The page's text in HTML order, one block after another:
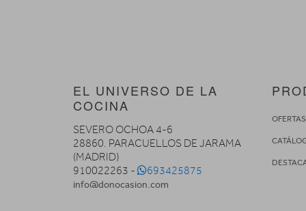
EL UNIVERSO DE LA
COCINA
SEVERO OCHOA 4-6
28860. PARACUELLOS DE JARAMA
(MADRID)
910022263 -
693425875
info@donocasion.com
OFERTAS